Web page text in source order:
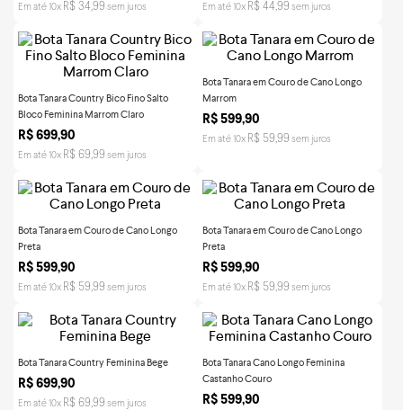
Em até 10x R$ 34,99 sem juros Em até 10x R$ 44,99 sem juros
Bota Tanara Country Bico Fino Salto
Bloco Feminina Marrom Claro
R$ 699,90
Em até 10x R$ 69,99 sem juros
Bota Tanara em Couro de Cano Longo
Marrom
R$ 599,90
Em até 10x R$ 59,99 sem juros
Bota Tanara em Couro de Cano Longo
Preta
R$ 599,90
Em até 10x R$ 59,99 sem juros
Bota Tanara em Couro de Cano Longo
Preta
R$ 599,90
Em até 10x R$ 59,99 sem juros
Bota Tanara Country Feminina Bege
R$ 699,90
Em até 10x R$ 69,99 sem juros
Bota Tanara Cano Longo Feminina
Castanho Couro
R$ 599,90